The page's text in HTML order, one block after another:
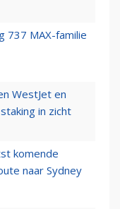
737 MAX-familie
WestJet en
in zicht
komende
naar Sydney